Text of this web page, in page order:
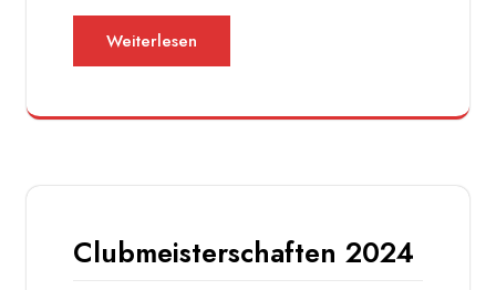
Weiterlesen
Clubmeisterschaften 2024